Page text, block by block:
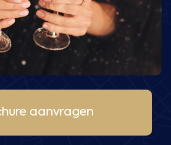
aanvragen